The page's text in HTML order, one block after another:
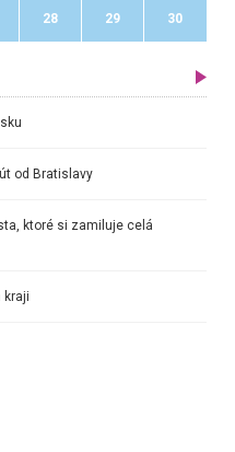
28 29 30
od Bratislavy
ktoré si zamiluje celá
kraji